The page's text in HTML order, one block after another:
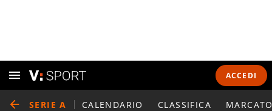
ACCEDI
SERIE A CALENDARIO CLASSIFICA